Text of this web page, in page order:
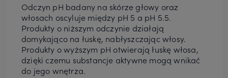
Odczyn pH badany na skórze głowy oraz
włosach oscyluje między pH 5 a pH 5.5.
Produkty o niższym odczynie działają
domykająco na łuskę, nabłyszczając włosy.
Produkty o wyższym pH otwierają łuskę włosa,
dzięki czemu substancje aktywne mogą wnikać
do jego wnętrza.